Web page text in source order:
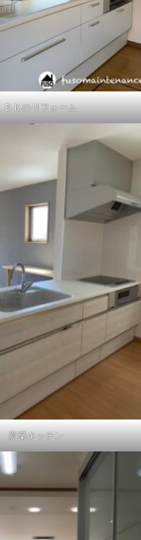
ＤＫのリフォーム
新築キッチン